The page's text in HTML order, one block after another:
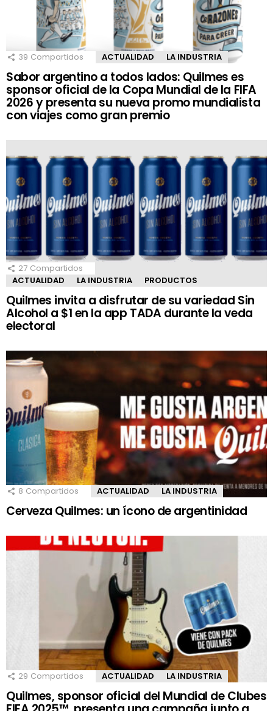
39 Compartidos ACTUALIDAD LA INDUSTRIA
Sabor argentino a todos lados: Quilmes es
sponsor oficial de la Copa Mundial de la FIFA
2026 y presenta su nueva promo mundialista
con viajes como gran premio
27 Compartidos
ACTUALIDAD
LA INDUSTRIA PRODUCTOS
Quilmes invita a disfrutar de su variedad Sin
Alcohol a $1 en la app TADA durante la veda
electoral
8 Compartidos ACTUALIDAD LA INDUSTRIA
Cerveza Quilmes: un ícono de argentinidad
29 Compartidos ACTUALIDAD LA INDUSTRIA
Quilmes, sponsor oficial del Mundial de Clubes